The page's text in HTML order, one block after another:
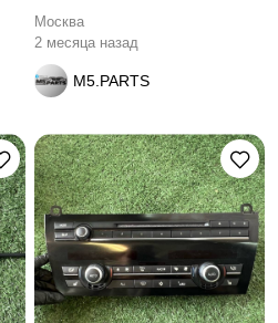
Москва
2 месяца назад
M5.PARTS